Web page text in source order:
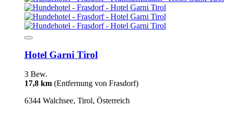
Hotel Garni Tirol
3 Bew.
17,8 km (Entfernung von Frasdorf)
6344 Walchsee, Tirol, Österreich